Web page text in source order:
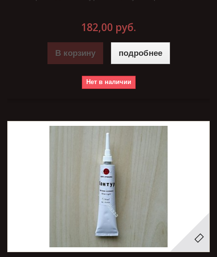
182,00 руб.
В корзину подробнее
Нет в наличии